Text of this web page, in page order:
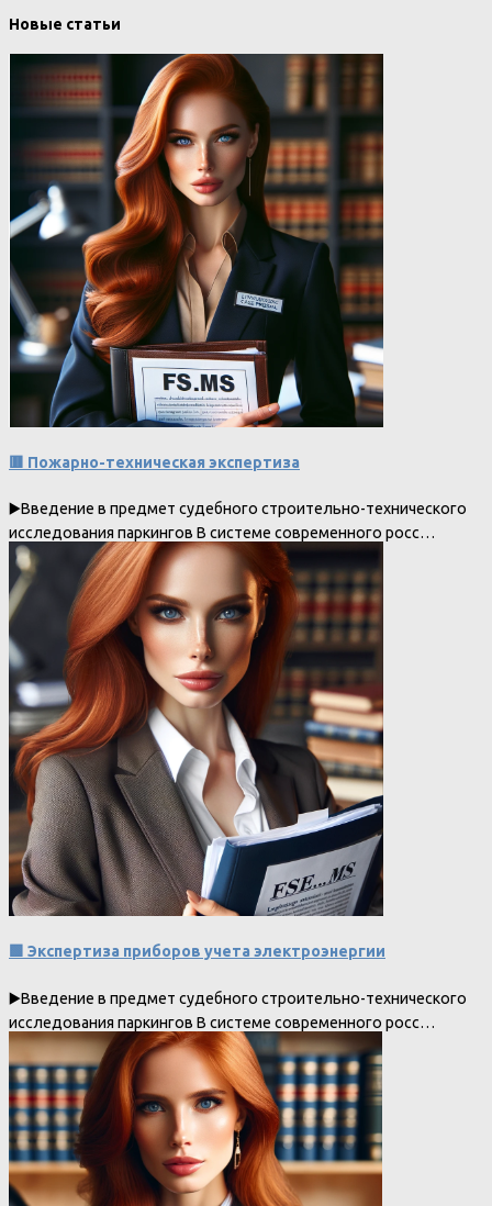
Новые статьи
🟥 Пожарно-техническая экспертиза
▶️Введение в предмет судебного строительно-технического
исследования паркингов В системе современного росс…
🟩 Экспертиза приборов учета электроэнергии
▶️Введение в предмет судебного строительно-технического
исследования паркингов В системе современного росс…